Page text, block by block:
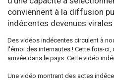
conviennent à la diffusion
indécentes devenues
Des vidéos indécentes circulent à
l'émoi des internautes ! Cette fois-
arrivée dans le pays. Cette vidéo
Une vidéo montrant des actes